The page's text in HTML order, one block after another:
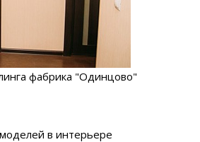
фабрика "Одинцово"
в интерьере